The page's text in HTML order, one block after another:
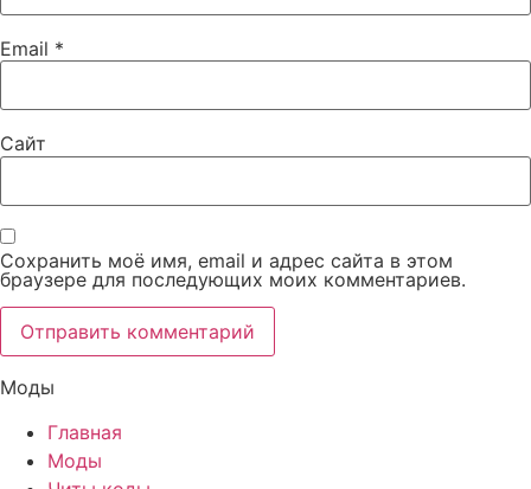
Email *
Сайт
Сохранить моё имя, email и адрес сайта в этом
браузере для последующих моих комментариев.
Моды
Главная
Моды